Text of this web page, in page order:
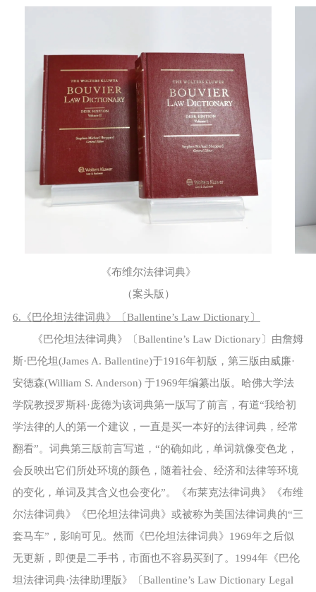
《布维尔法律词典》
（案头版）
6.《巴伦坦法律词典》〔Ballentine’s Law Dictionary〕
《巴伦坦法律词典》〔Ballentine’s Law Dictionary〕由詹姆
斯·巴伦坦(James A. Ballentine)于1916年初版，第三版由威廉·
安德森(William S. Anderson) 于1969年编纂出版。哈佛大学法
学院教授罗斯科·庞德为该词典第一版写了前言，有道“我给初
学法律的人的第一个建议，一直是买一本好的法律词典，经常
翻看”。词典第三版前言写道，“的确如此，单词就像变色龙，
会反映出它们所处环境的颜色，随着社会、经济和法律等环境
的变化，单词及其含义也会变化”。《布莱克法律词典》《布维
尔法律词典》《巴伦坦法律词典》或被称为美国法律词典的“三
套马车”，影响可见。然而《巴伦坦法律词典》1969年之后似
无更新，即便是二手书，市面也不容易买到了。1994年《巴伦
坦法律词典·法律助理版》〔Ballentine’s Law Dictionary Legal